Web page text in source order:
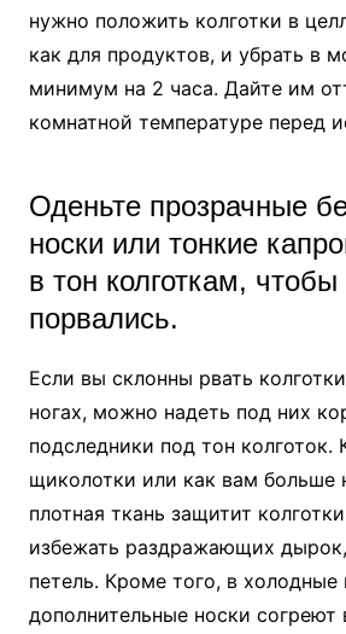
нужно положить колготки в
как для продуктов, и убрать в
минимум на 2 часа. Дайте им
комнатной температуре перед
Оденьте прозрачные
носки или тонкие
в тон колготкам,
порвались.
Если вы склонны рвать
ногах, можно надеть под них
подследники под тон колготок.
щиколотки или как вам больше
плотная ткань защитит
избежать раздражающих
петель. Кроме того, в
дополнительные носки согреют